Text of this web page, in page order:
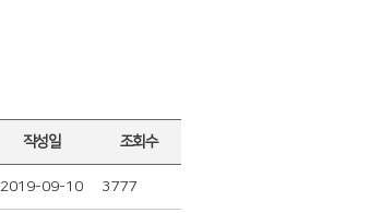
작성일 조회수
2019-09-10 3777